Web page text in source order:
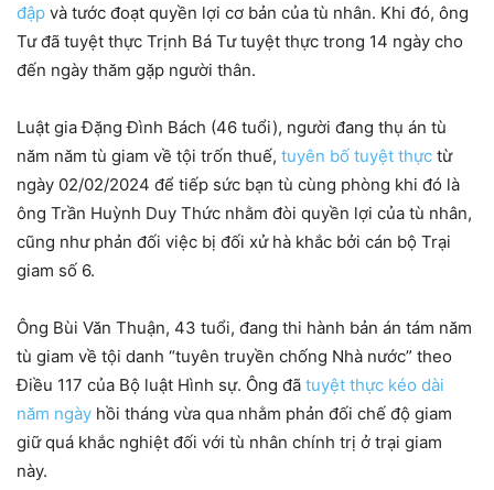
đập và tước đoạt quyền lợi cơ bản của tù nhân. Khi đó, ông
Tư đã tuyệt thực Trịnh Bá Tư tuyệt thực trong 14 ngày cho
đến ngày thăm gặp người thân.
Luật giaĐặng Đình Bách (46 tuổi), người đang thụ án tù
năm năm tù giam về tội trốn thuế, tuyên bố tuyệt thực từ
ngày 02/02/2024 để tiếp sức bạn tù cùng phòng khi đó là
ông Trần Huỳnh Duy Thức nhằm đòi quyền lợi của tù nhân,
cũng như phản đối việc bị đối xử hà khắc bởi cán bộ Trại
giam số 6.
Ông Bùi Văn Thuận, 43 tuổi, đang thi hành bản án tám năm
tù giam về tội danh “tuyên truyền chống Nhà nước” theo
Điều 117 của Bộ luật Hình sự. Ông đã tuyệt thực kéo dài
năm ngày hồi tháng vừa qua nhằm phản đối chế độ giam
giữ quá khắc nghiệt đối với tù nhân chính trị ở trại giam
này.